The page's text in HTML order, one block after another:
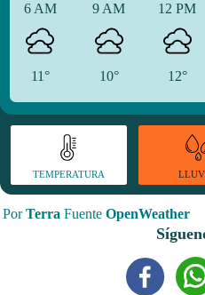
6 AM
11°
9 AM
10°
12 PM
12°
TEMPERATURA
PorTerra Fuente OpenWeather